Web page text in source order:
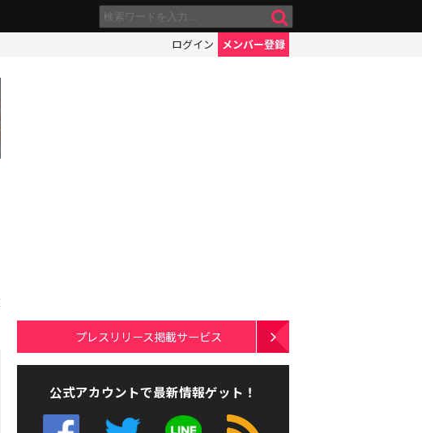
ログイン メンバー登録
プレスリリース掲載サービス
公式アカウントで最新情報ゲット！